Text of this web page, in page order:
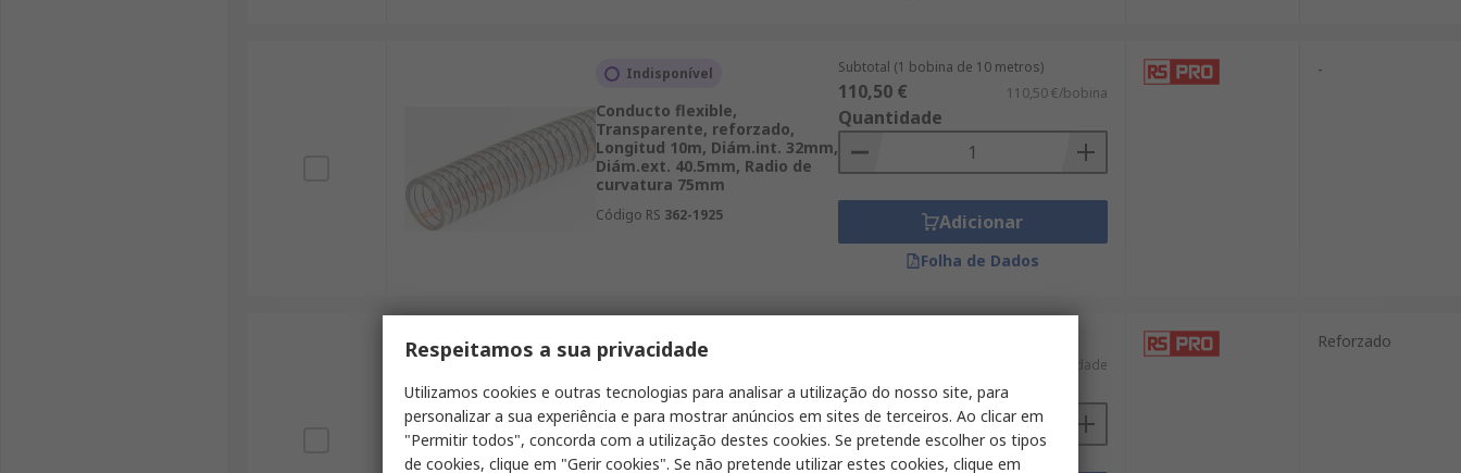
Indisponível
Conducto flexible,
Transparente, reforzado,
Longitud 10m, Diám.int. 32mm,
Diám.ext. 40.5mm, Radio de
curvatura 75mm
Código RS 362-1925
Subtotal (1 bobina de 10 metros)
110,50 € 110,50 €/bobina
Quantidade
Adicionar
Folha de Dados
-
Em stock
Conducto flexible RS PRO,
Cloruro de polivinilo, Gris
oscuro, Sí, Longitud 5 m,
Diám.int. 152 mm Diám.int.,
Diám.ext.
228,22 €/unidade
Quantidade
Reforzado
Respeitamos a sua privacidade
Utilizamos cookies e outras tecnologias para analisar a utilização do nosso site, para
personalizar a sua experiência e para mostrar anúncios em sites de terceiros. Ao clicar em
"Permitir todos", concorda com a utilização destes cookies. Se pretende escolher os tipos
de cookies, clique em "Gerir cookies". Se não pretende utilizar estes cookies, clique em